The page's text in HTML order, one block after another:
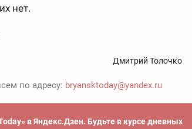
нет.
Дмитрий Толочко
по адресу: bryansktoday@yandex.ru
в Яндекс.Дзен. Будьте в курсе дневных